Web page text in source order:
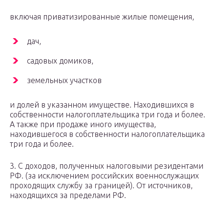
включая приватизированные жилые помещения,
дач,
садовых домиков,
земельных участков
и долей в указанном имуществе. Находившихся в
собственности налогоплательщика три года и более.
А также при продаже иного имущества,
находившегося в собственности налогоплательщика
три года и более.
3. С доходов, полученных налоговыми резидентами
РФ. (за исключением российских военнослужащих
проходящих службу за границей). От источников,
находящихся за пределами РФ.